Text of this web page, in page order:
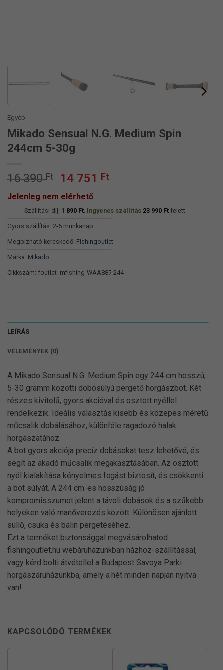
Egyéb
Mikado Sensual N.G. Medium Spin
244cm 5-30g
16 390Ft
Original
price
was:
16
390 Ft.
14 751 Ft
14
Jelenleg nem elérhető
Szállítási díj: 1 890 Ft. Ingyenes szállítás 23 990 Ftfelett
Gyors szállítás: 2-5 munkanap
Megbízható kereskedő: Fishingoutlet
Márka: Mikado
Cikkszám: foutlet_mfishing-WAA887-244
LEÍRÁS
VÉLEMÉNYEK (0)
A Mikado Sensual N.G. Medium Spin egy 244 cm hosszú,
5-30 gramm közötti dobósúlyú pergető horgászbot. Két
részes kivitelű, gyors akcióval és osztott nyéllel
rendelkezik. Ideális választás kisebb és közepes méretű
műcsalik dobálásához, különféle ragadozó halak
horgászatához.
A bot gyors akciója precíz dobásokat tesz lehetővé, és
segít az akadó műcsalik megakasztásában. Az osztott
nyél kialakítása kényelmes fogást biztosít, és csökkenti
a bot súlyát. A 244 cm-es hosszúság jó
kompromisszumot jelent a távoli dobások és a szűkebb
helyeken való manőverezés között. Különösen ajánlott
süllő, csuka és balin pergetéséhez.
Ezt a terméket biztonsággal megvásárolhatod
fishingoutlet.hu webáruházunkban házhoz-szállítással,
vagy kérd bolti átvétellel a Budapest Savoya Parki
horgászáruházunkba, amely a hét minden napján nyitva
van!
KAPCSOLÓDÓ TERMÉKEK